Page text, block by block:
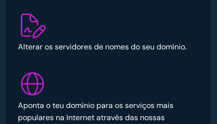
Alterar os servidores de nomes do seu domínio.
Aponta o teu domínio para os serviços mais
populares na Internet através das nossas